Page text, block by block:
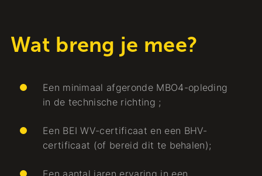
Wat breng je mee?
Een minimaal afgeronde MBO4-opleding
in de technische richting ;
Een BEI WV-certificaat en een BHV-
certificaat (of bereid dit te behalen);